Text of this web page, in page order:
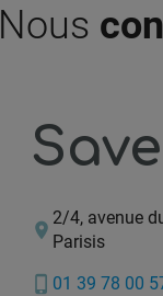
Nous
location_on
2/4, avenue
Parisis
phone_iphone 01 39 78 00